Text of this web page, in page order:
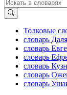
Толковые
словарь Даля
словарь
словарь
словарь
словарь
словарь